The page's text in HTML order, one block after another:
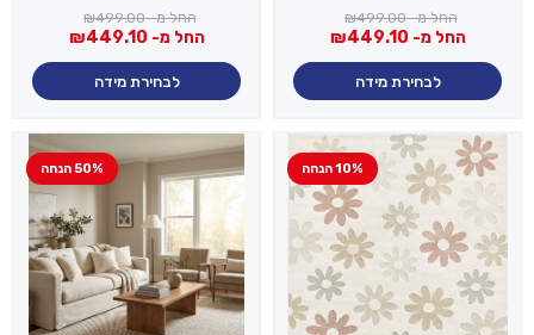
החל מ- ₪499.00
החל מ- ₪449.10
לבחירת מידה
החל מ- ₪499.00
החל מ- ₪449.10
לבחירת מידה
10% הנחה 50% הנחה